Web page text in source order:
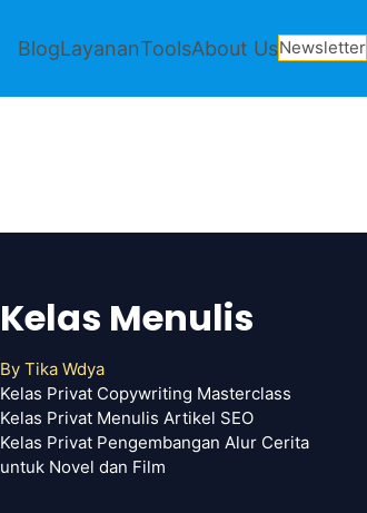
BlogLayananToolsAbout UsNewsletter
Kelas Menulis
By Tika Wdya
Kelas Privat Copywriting Masterclass
Kelas Privat Menulis Artikel SEO
Kelas Privat Pengembangan Alur Cerita
untuk Novel dan Film